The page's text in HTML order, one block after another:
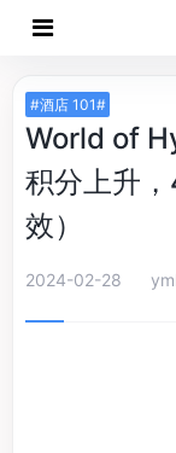
#酒店 101#
World of
积分上升
效）
2024-02-28